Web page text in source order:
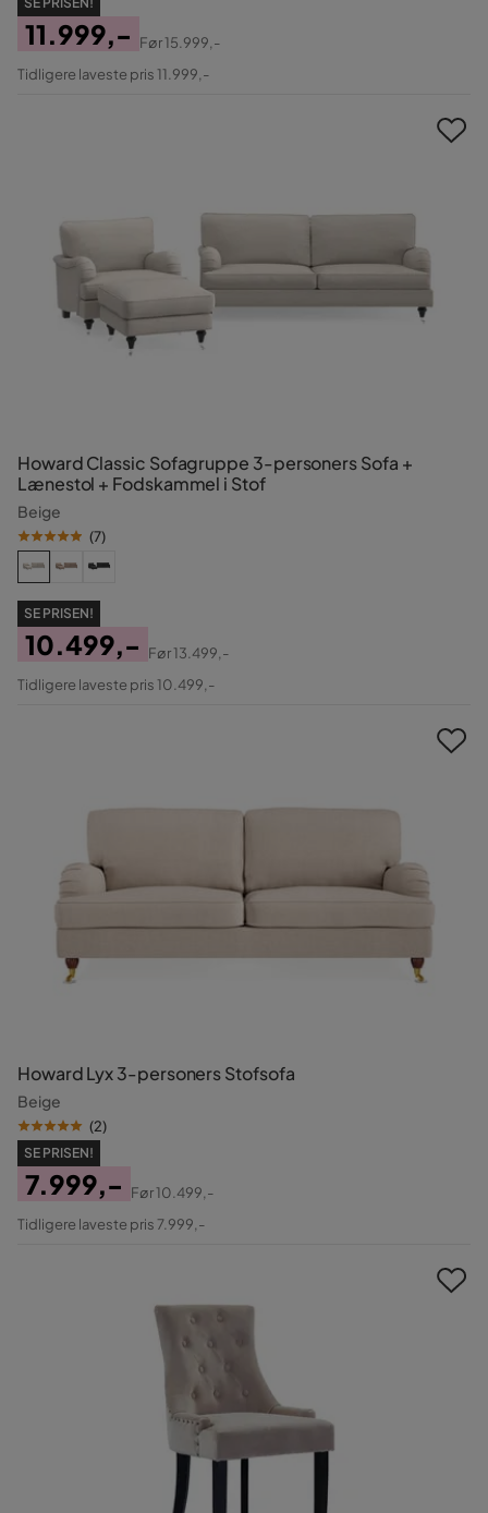
Pris
11.999,-
Original
Før15.999,-
Tidligere laveste pris 11.999,-
Howard Classic Sofagruppe 3-personers Sofa +
Lænestol + Fodskammel i Stof
Beige
(7)
SE PRISEN!
Pris
10.499,-
Original
Før13.499,-
Tidligere laveste pris 10.499,-
Howard Lyx 3-personers Stofsofa
Beige
(2)
SE PRISEN!
Pris
7.999,-
Original
Før10.499,-
Tidligere laveste pris 7.999,-